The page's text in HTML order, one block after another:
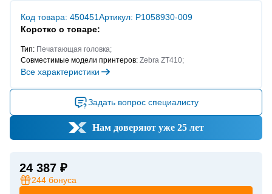
Код товара: 450451Артикул: P1058930-009
Коротко о товаре:
Тип: Печатающая головка;
Совместимые модели принтеров: Zebra ZT410;
Все характеристики
Задать вопрос специалисту
Нам доверяют уже 25 лет
24 387 ₽
244 бонуса